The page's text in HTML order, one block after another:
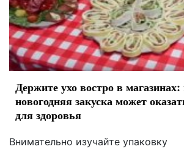
Держите ухо востро в
новогодняя закуска может
для здоровья
Внимательно изучайте упаковку